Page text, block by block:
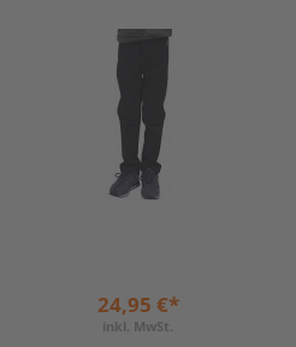
24,95 €*
inkl. MwSt.